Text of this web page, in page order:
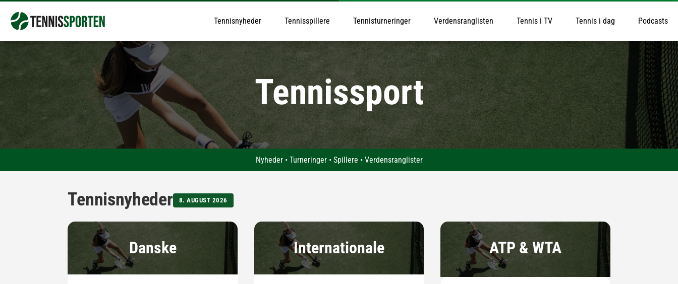
Tennisnyheder Tennisspillere Tennisturneringer Verdensranglisten Tennis i TV Tennis i dag Podcasts
Tennissport
Nyheder • Turneringer • Spillere • Verdensranglister
Tennisnyheder 8. AUGUST 2026
Danske Internationale ATP & WTA